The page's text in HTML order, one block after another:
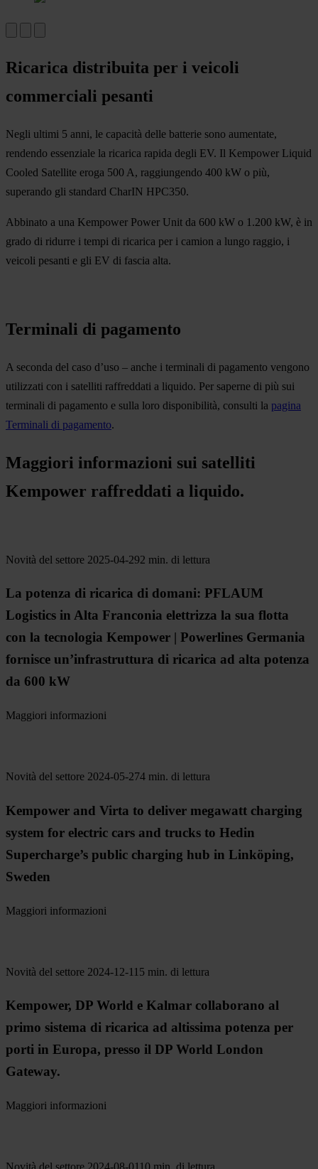
Ricarica distribuita per i veicoli
commerciali pesanti
Negli ultimi 5 anni, le capacità delle batterie sono aumentate,
rendendo essenziale la ricarica rapida degli EV. Il Kempower Liquid
Cooled Satellite eroga 500 A, raggiungendo 400 kW o più,
superando gli standard CharIN HPC350.
Abbinato a una Kempower Power Unit da 600 kW o 1.200 kW, è in
grado di ridurre i tempi di ricarica per i camion a lungo raggio, i
veicoli pesanti e gli EV di fascia alta.
Terminali di pagamento
A seconda del caso d’uso – anche i terminali di pagamento vengono
utilizzati con i satelliti raffreddati a liquido. Per saperne di più sui
terminali di pagamento e sulla loro disponibilità, consulti la pagina
Terminali di pagamento.
Maggiori informazioni sui satelliti
Kempower raffreddati a liquido.
Novità del settore 2025-04-292 min. di lettura
La potenza di ricarica di domani: PFLAUM
Logistics in Alta Franconia elettrizza la sua flotta
con la tecnologia Kempower | Powerlines Germania
fornisce un’infrastruttura di ricarica ad alta potenza
da 600 kW
Maggiori informazioni
Novità del settore 2024-05-274 min. di lettura
Kempower and Virta to deliver megawatt charging
system for electric cars and trucks to Hedin
Supercharge’s public charging hub in Linköping,
Sweden
Maggiori informazioni
Novità del settore 2024-12-11 5 min. di lettura
Kempower, DP World e Kalmar collaborano al
primo sistema di ricarica ad altissima potenza per
porti in Europa, presso il DP World London
Gateway.
Maggiori informazioni
Novità del settore 2024-08-01 10 min. di lettura